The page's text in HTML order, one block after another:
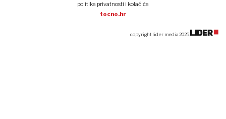
politika privatnosti i kolačića
tocno.hr
copyright lider media 2025.